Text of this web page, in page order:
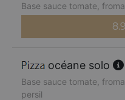
Base sauce tomate,
océane solo
Base sauce tomate,
persil